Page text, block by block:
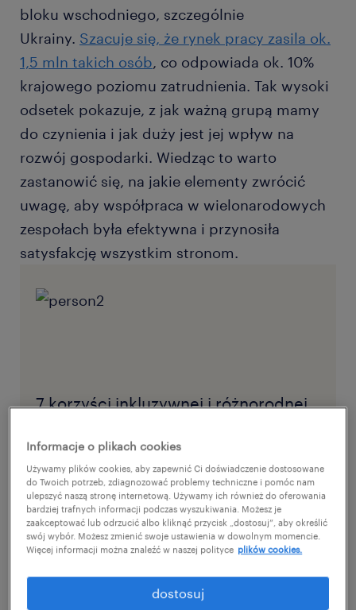
bloku wschodniego, szczególnie
Ukrainy. Szacuje się, że rynek pracy zasila ok.
1,5 mln takich osób, co odpowiada ok. 10%
krajowego poziomu zatrudnienia. Tak wysoki
odsetek pokazuje, z jak ważną grupą mamy
do czynienia i jak duży jest jej wpływ na
rozwój gospodarki. Wiedząc to warto
zastanowić się, na jakie elementy zwrócić
uwagę, aby współpraca w wielonarodowych
zespołach była efektywna i przynosiła
satysfakcję wszystkim stronom.
7 korzyści inkluzywnej i różnorodnej
pobierz przewodnik
Informacje o plikach cookies
Używamy plików cookies, aby zapewnić Ci doświadczenie dostosowane
do Twoich potrzeb, zdiagnozować problemy techniczne i pomóc nam
ulepszyć naszą stronę internetową. Używamy ich również do oferowania
bardziej trafnych informacji podczas wyszukiwania. Możesz je
zaakceptować lub odrzucić albo kliknąć przycisk „dostosuj”, aby określić
swój wybór. Możesz zmienić swoje ustawienia w dowolnym momencie.
Więcej informacji można znaleźć w naszej polityce plików cookies.
dostosuj